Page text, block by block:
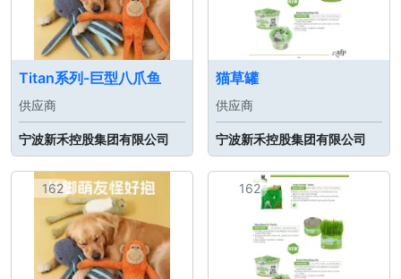
Titan系列-巨型八爪鱼
供应商
宁波新禾控股集团有限公司
猫草罐
供应商
宁波新禾控股集团有限公司
162 162